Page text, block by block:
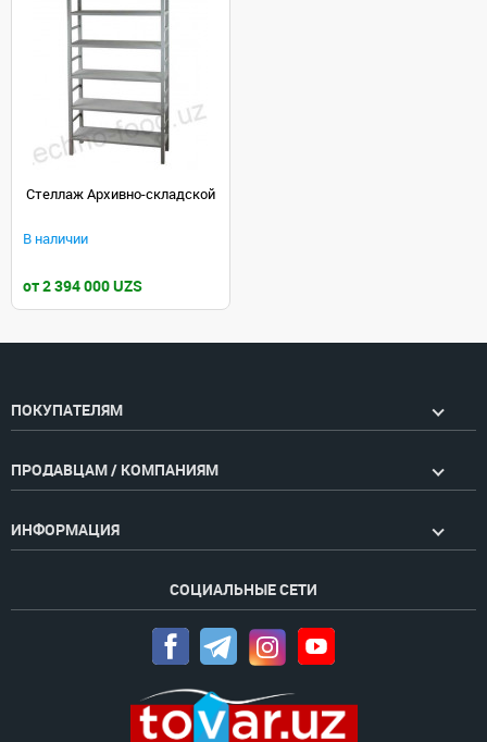
Стеллаж Архивно-складской
В наличии
от 2 394 000 UZS
ПОКУПАТЕЛЯМ
ПРОДАВЦАМ / КОМПАНИЯМ
ИНФОРМАЦИЯ
СОЦИАЛЬНЫЕ СЕТИ